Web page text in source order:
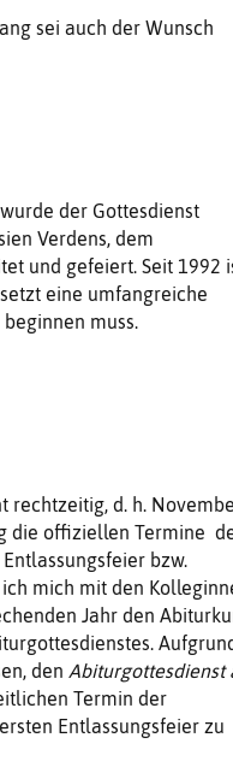
sei auch der Wunsch
der Gottesdienst
Verdens, dem
und gefeiert. Seit 1992
eine umfangreiche
muss.
rechtzeitig, d. h.
die offiziellen Termine
bzw.
mich mit den
Jahr den
den Abiturgottesdienst
Termin der
Entlassungsfeier zu